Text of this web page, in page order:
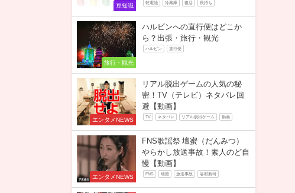
豆知識 乾電池 冷蔵庫 復活 長持ち
旅行・観光
ハルビンへの直行便はどこか
ら？出張・旅行・観光
ハルビン 直行便
エンタメNEWS
リアル脱出ゲームの人気の秘
密！TV（テレビ）ネタバレ回
避【動画】
TV ネタバレ リアル脱出ゲーム 動画
エンタメNEWS
FNS歌謡祭 壇蜜（だんみつ）
やらかし放送事故！素人のど自
慢【動画】
FNS 壇蜜 放送事故 谷村新司